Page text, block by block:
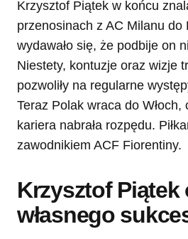
Krzysztof Piątek w końcu
przenosinach z AC Milanu do
wydawało się, że podbije on
Niestety, kontuzje oraz wizje
pozwoliły na regularne
Teraz Polak wraca do
kariera nabrała rozpędu.
zawodnikiem ACF Fiorentiny.
Krzysztof Piątek
własnego